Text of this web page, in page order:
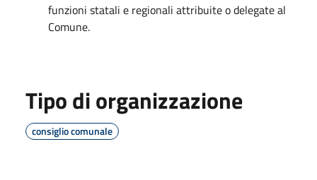
funzioni statali e regionali attribuite o delegate al
Comune.
Tipo di organizzazione
consiglio comunale